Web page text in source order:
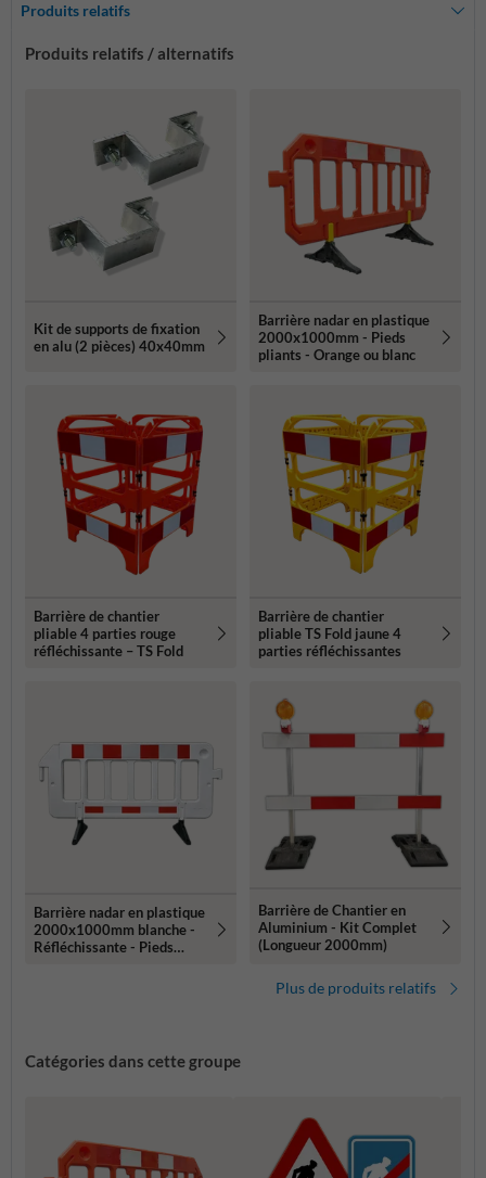
Produits relatifs
Produits relatifs / alternatifs
Kit de supports de fixation
en alu (2 pièces) 40x40mm
Barrière nadar en plastique
2000x1000mm - Pieds
pliants - Orange ou blanc
Barrière de chantier
pliable 4 parties rouge
réfléchissante – TS Fold
Barrière de chantier
pliable TS Fold jaune 4
parties réfléchissantes
Barrière nadar en plastique
2000x1000mm blanche -
Réfléchissante - Pieds
Barrière de Chantier en
Aluminium - Kit Complet
(Longueur 2000mm)
Plus de produits relatifs
Catégories dans cette groupe